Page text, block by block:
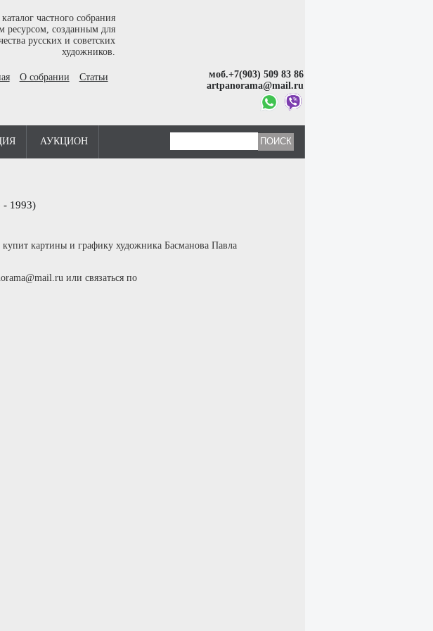
частного собрания
ресурсом, созданным для
русских и советских
художников.
О собрании Статьи
моб.+7(903) 509 83 86
artpanorama@mail.ru
АУКЦИОН
1993)
картины и графику художника Басманова Павла
или связаться по